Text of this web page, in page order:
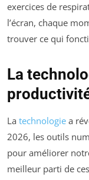
exercices de
l’écran, chaque
trouver ce qui
La
La technologie a
2026, les outils
pour améliorer
meilleur parti de